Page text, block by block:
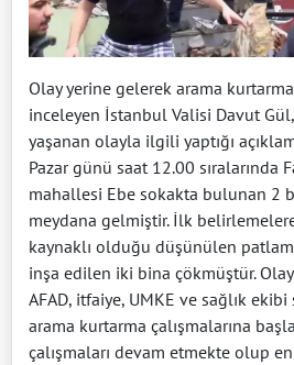
Olay yerine gelerek arama
inceleyen İstanbul Valisi Davut
yaşanan olayla ilgili yaptığı
Pazar günü saat 12.00 sıralarında
mahallesi Ebe sokakta bulunan 2
meydana gelmiştir. İlk
kaynaklı olduğu düşünülen
inşa edilen iki bina çökmüştür. Olay
AFAD, itfaiye, UMKE ve sağlık
arama kurtarma çalışmalarına
çalışmaları devam etmekte olup